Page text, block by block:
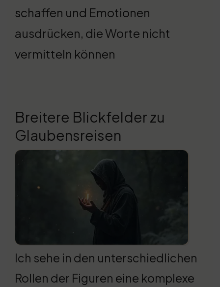
schaffen und Emotionen
ausdrücken, die Worte nicht
vermitteln können
Breitere Blickfelder zu
Glaubensreisen
Ich sehe in den unterschiedlichen
Rollen der Figuren eine komplexe